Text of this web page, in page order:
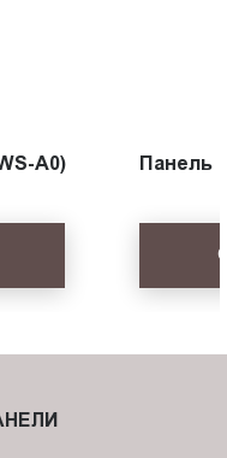
A0) Панель